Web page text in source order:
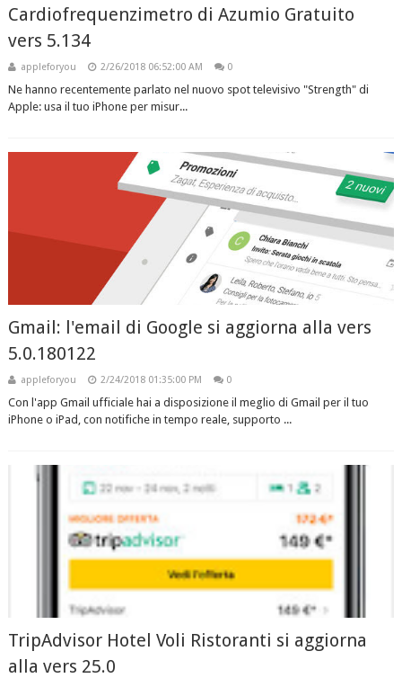
Cardiofrequenzimetro di Azumio Gratuito
vers 5.134
appleforyou 2/26/2018 06:52:00 AM 0
Ne hanno recentemente parlato nel nuovo spot televisivo "Strength" di
Apple: usa il tuo iPhone per misur...
Gmail: l'email di Google si aggiorna alla vers
5.0.180122
appleforyou 2/24/2018 01:35:00 PM 0
Con l'app Gmail ufficiale hai a disposizione il meglio di Gmail per il tuo
iPhone o iPad, con notifiche in tempo reale, supporto ...
TripAdvisor Hotel Voli Ristoranti si aggiorna
alla vers 25.0